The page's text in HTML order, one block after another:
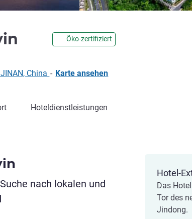
4 SterneÖko-zertifiziert
China - Karte ansehen
Hoteldienstleistungen
nach lokalen und
Hotel-
Das
Tor des
Jindong.